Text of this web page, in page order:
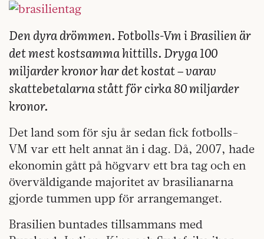
Den dyra drömmen. Fotbolls-Vm i Brasilien är
det mest kostsamma hittills. Dryga 100
miljarder kronor har det kostat – varav
skattebetalarna stått för cirka 80 miljarder
kronor.
Det land som för sju år sedan fick fotbolls-
VM var ett helt annat än i dag. Då, 2007, hade
ekonomin gått på högvarv ett bra tag och en
överväldigande majoritet av brasilianarna
gjorde tummen upp för arrangemanget.
Brasilien buntades tillsammans med